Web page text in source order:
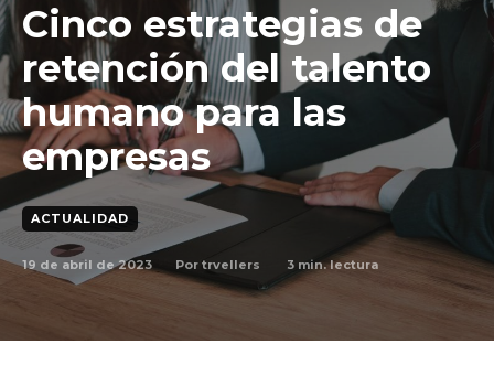
Cinco estrategias de
retención del talento
humano para las
empresas
ACTUALIDAD
19 de abril de 2023 Por trvellers 3 min. lectura